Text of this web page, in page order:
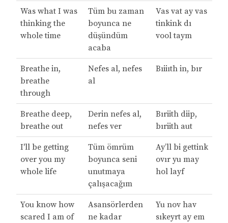
Was what I was
thinking the
whole time
Tüm bu zaman
boyunca ne
düşündüm
acaba
Vas vat ay vas
tinkink dı
vool taym
Breathe in,
breathe
through
Nefes al, nefes
al
Bıiiıth in, bır
Breathe deep,
breathe out
Derin nefes al,
nefes ver
Bıriith diip,
bıriith aut
I'll be getting
over you my
whole life
Tüm ömrüm
boyunca seni
unutmaya
çalışacağım
Ay’ll bi gettink
ovır yu may
hol layf
You know how
scared I am of
Asansörlerden
ne kadar
Yu nov hav
sıkeyrt ay em